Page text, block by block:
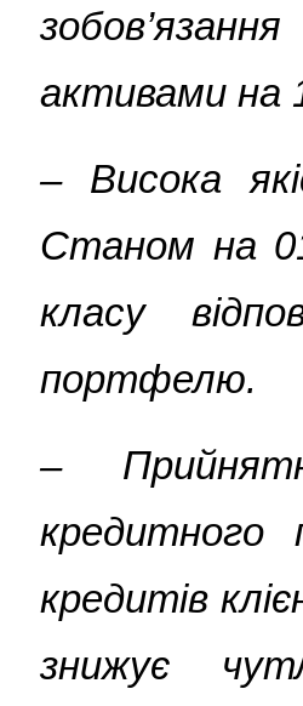
активами на
– Висока
Станом на
класу
портфелю.
–
кредитів
знижує